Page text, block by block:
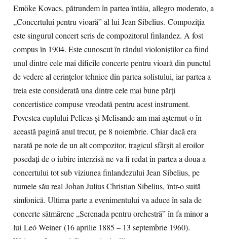
Emöke Kovacs, pătrundem în partea întâia, allegro moderato, a
„Concertului pentru vioară” al lui Jean Sibelius. Compoziția
este singurul concert scris de compozitorul finlandez. A fost
compus în 1904. Este cunoscut în rândul violoniștilor ca fiind
unul dintre cele mai dificile concerte pentru vioară din punctul
de vedere al cerințelor tehnice din partea solistului, iar partea a
treia este considerată una dintre cele mai bune părți
concertistice compuse vreodată pentru acest instrument.
Povestea cuplului Pelleas și Melisande am mai așternut-o în
această pagină anul trecut, pe 8 noiembrie. Chiar dacă era
narată pe note de un alt compozitor, tragicul sfârșit al eroilor
posedați de o iubire interzisă ne va fi redat în partea a doua a
concertului tot sub viziunea finlandezului Jean Sibelius, pe
numele său real Johan Julius Christian Sibelius, într-o suită
simfonică. Ultima parte a evenimentului va aduce în sala de
concerte sătmărene „Serenada pentru orchestră” în fa minor a
lui Leó Weiner (16 aprilie 1885 – 13 septembrie 1960).